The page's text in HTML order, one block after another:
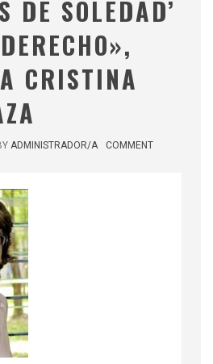
DE SOLEDAD’
CRISTINA
ADMINISTRADOR/A COMMENT